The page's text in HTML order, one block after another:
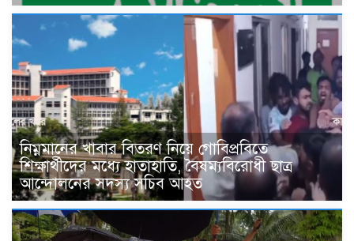
নিম্নমানের খাবার বিতরণ নিয়ে গোবিপ্রবিতে
শিক্ষার্থীদের মধ্যে হাতাহাতি, বৈষম্যবিরোধী ছাত্র
আন্দোলনের সদস্য সচিব আহত